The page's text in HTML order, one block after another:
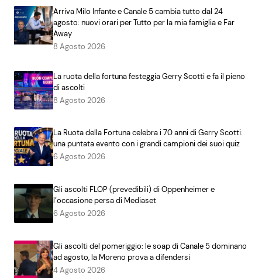
Arriva Milo Infante e Canale 5 cambia tutto dal 24
agosto: nuovi orari per Tutto per la mia famiglia e Far
Away
8 Agosto 2026
La ruota della fortuna festeggia Gerry Scotti e fa il pieno
di ascolti
8 Agosto 2026
La Ruota della Fortuna celebra i 70 anni di Gerry Scotti:
una puntata evento con i grandi campioni dei suoi quiz
6 Agosto 2026
Gli ascolti FLOP (prevedibili) di Oppenheimer e
l’occasione persa di Mediaset
6 Agosto 2026
Gli ascolti del pomeriggio: le soap di Canale 5 dominano
ad agosto, la Moreno prova a difendersi
4 Agosto 2026